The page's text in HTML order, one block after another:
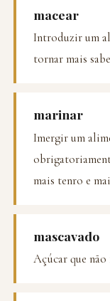
macear
Introduzir um
tornar mais
marinar
Imergir um
mais tenro e
mascavado
Açúcar que